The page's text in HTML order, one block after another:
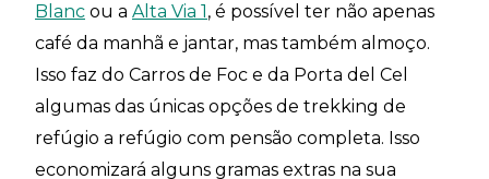
Blanc ou a Alta Via 1 , é possível ter não apenas
café da manhã e jantar, mas também almoço.
Isso faz do Carros de Foc e da Porta del Cel
algumas das únicas opções de trekking de
refúgio a refúgio com pensão completa. Isso
economizará alguns gramas extras na sua